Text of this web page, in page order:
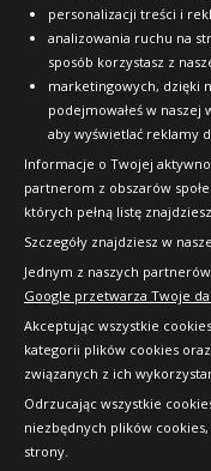
personalizacji treści i
analizowania ruchu na
sposób korzystasz z
marketingowych, dzięki
podejmowałeś w
aby wyświetlać reklamy
Informacje o Twojej
partnerom z obszarów
których pełną listę
Szczegóły znajdziesz w
Jednym z naszych
Google przetwarza Twoje
Akceptując wszystkie
kategorii plików cookies
związanych z ich
Odrzucając wszystkie
niezbędnych plików
strony.